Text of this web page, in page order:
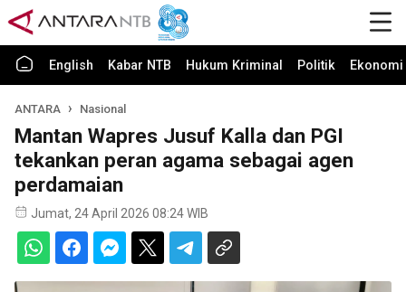
English Kabar NTB Hukum Kriminal Politik
ANTARA Nasional
Mantan Wapres Jusuf Kalla dan PGI
tekankan peran agama sebagai agen
perdamaian
Jumat, 24 April 2026 08:24 WIB